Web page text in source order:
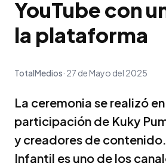
YouTube con
la plataforma
TotalMedios 27 de Mayo del 2025
La ceremonia se realizó
participación de Kuky
y creadores de
Infantil es uno de los